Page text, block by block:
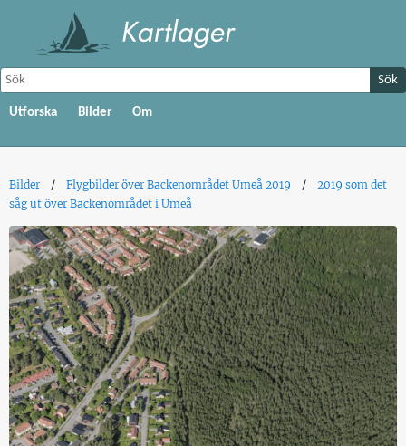
Sök
Utforska Bilder Om
Bilder Flygbilder över Backenområdet Umeå 2019
2019 som det
såg ut över Backenområdet i Umeå